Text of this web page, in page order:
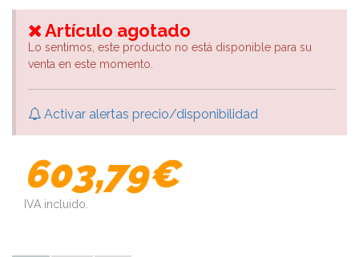
Artículo agotado
Lo sentimos, este producto no está disponible para su
venta en este momento.
Activar alertas precio/disponibilidad
603,79€
IVA incluido.